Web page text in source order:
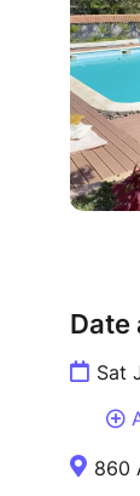
Date
Sat
860